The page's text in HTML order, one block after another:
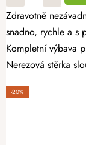
Zdravotně nezávadné Poctivá ruční práce Ekologický materiál Milujete vůni čerstvě upečeného chleba, která se line z trouby? Se sadou na pečení chleba zvládnete vytvořit dokonalý
snadno, rychle a s
Kompletní výbava
Nerezová stěrka
-20%